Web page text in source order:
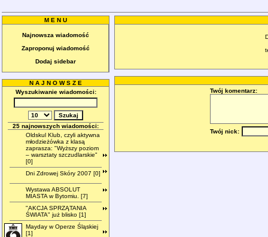
M E N U
Najnowsza wiadomość
Zaproponuj wiadomość
Dodaj sidebar
N A J N O W S Z E
Wyszukiwanie wiadomości:
25 najnowszych wiadomości:
Oldskul Klub, czyli aktywna
młodzieżówka z klasą
zaprasza: "Wyższy poziom
– warsztaty szczudlarskie"
[0]
Dni Zdrowej Skóry 2007 [0]
Wystawa ABSOLUT
MIASTA w Bytomiu. [7]
"AKCJA SPRZĄTANIA
ŚWIATA" już blisko [1]
Mayday w Operze Śląskiej
[1]
Twój komentarz:
Twój nick: